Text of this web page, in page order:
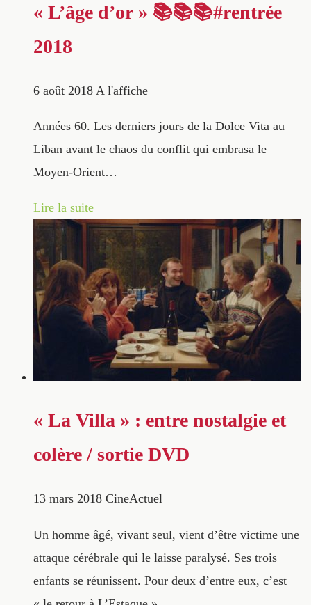
« L’âge d’or » 📚📚📚#rentrée
2018
6 août 2018 A l'affiche
Années 60. Les derniers jours de la Dolce Vita au
Liban avant le chaos du conflit qui embrasa le
Moyen-Orient…
Lire la suite
« La Villa » : entre nostalgie et
colère / sortie DVD
13 mars 2018 CineActuel
Un homme âgé, vivant seul, vient d’être victime une
attaque cérébrale qui le laisse paralysé. Ses trois
enfants se réunissent. Pour deux d’entre eux, c’est